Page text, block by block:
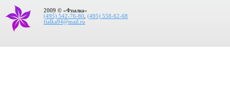
2009 © «Фиалка»
(495) 542-76-80
(495) 558-62-68
fialka94@mail.ru